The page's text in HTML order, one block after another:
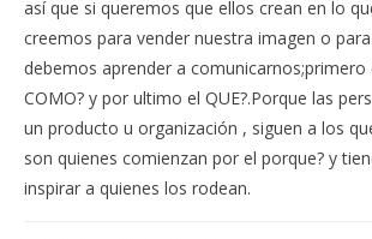
así que si queremos que ellos crean en lo
creemos para vender nuestra imagen o
debemos aprender a comunicarnos;primero
COMO? y por ultimo el QUE?.Porque las
un producto u organización , siguen a los
son quienes comienzan por el porque? y
inspirar a quienes los rodean.